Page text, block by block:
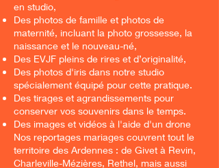
en studio,
Des photos de famille et photos de
maternité, incluant la photo grossesse, la
naissance et le nouveau-né,
Des EVJF pleins de rires et d’originalité,
Des photos d'iris dans notre studio
spécialement équipé pour cette pratique.
Des tirages et agrandissements pour
conserver vos souvenirs dans le temps.
Des images et vidéos à l'aide d'un drone
Nos reportages mariages couvrent tout le
territoire des Ardennes : de Givet à Revin,
Charleville-Mézières, Rethel, mais aussi